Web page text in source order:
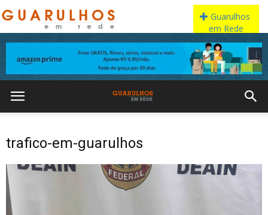
trafico-em-guarulhos